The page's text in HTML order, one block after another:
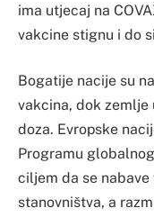
ima utjecaj na
vakcine stignu i do
Bogatije nacije su
vakcina, dok zemlje
doza. Evropske
Programu
ciljem da se
stanovništva, a